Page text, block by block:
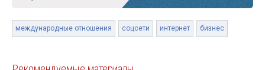
международные отношения соцсети интернет бизнес